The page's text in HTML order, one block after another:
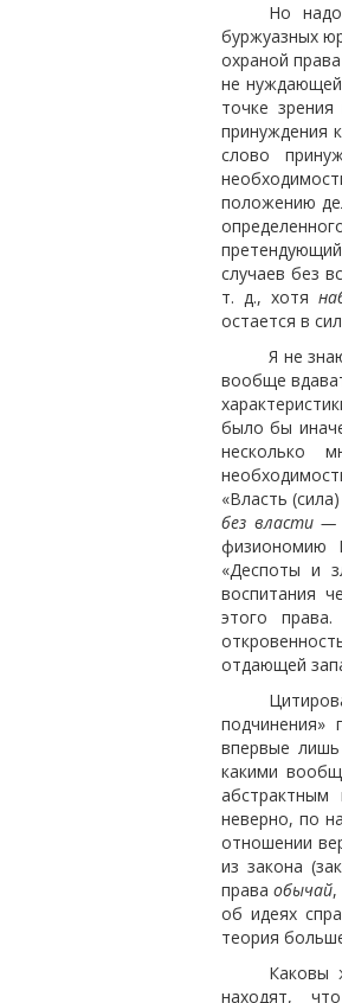
Но
буржуазных
охраной
не
точке
принуждения
слово
положению
случаев без
т. д., хотя
остается в
Я не
вообще
было бы
несколько
«Власть
без власти —
физиономию
«Деспоты и
воспитания
этого
отдающей
подчинения»
впервые
какими
абстрактным
неверно, по
отношении
из закона
праваобычай,
об идеях
теория
Каковы
находят,